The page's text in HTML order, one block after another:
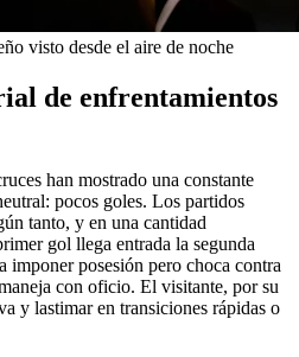
visto desde el aire de noche
de enfrentamientos
han mostrado una constante
pocos goles. Los partidos
tanto, y en una cantidad
gol llega entrada la segunda
imponer posesión pero choca contra
con oficio. El visitante, por su
y lastimar en transiciones rápidas o